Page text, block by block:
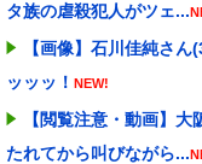
タ族の虐殺犯人がツェ...
【画像】石川佳純さ
ッッッ！ NEW!
【閲覧注意・動画】
たれてから叫びながら...